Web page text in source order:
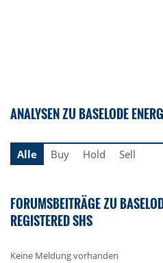
ANALYSEN ZU BASELODE
Alle
Buy Hold Sell
FORUMSBEITRÄGE ZU
REGISTERED SHS
Keine Meldung vorhanden